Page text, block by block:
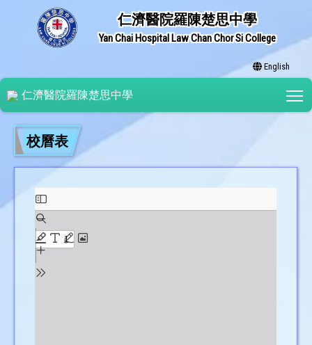
仁濟醫院羅陳楚思中學
Yan Chai Hospital Law Chan Chor Si College
English
仁濟醫院羅陳楚思中學
校曆表